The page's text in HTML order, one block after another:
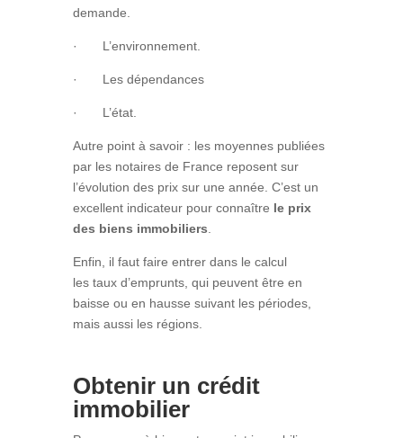
demande.
· L’environnement.
· Les dépendances
· L’état.
Autre point à savoir : les moyennes publiées
par les notaires de France reposent sur
l’évolution des prix sur une année. C’est un
excellent indicateur pour connaître le prix
des biens immobiliers
Enfin, il faut faire entrer dans le calcul
les taux d’emprunts, qui peuvent être en
baisse ou en hausse suivant les périodes,
mais aussi les régions.
Obtenir un crédit
immobilier